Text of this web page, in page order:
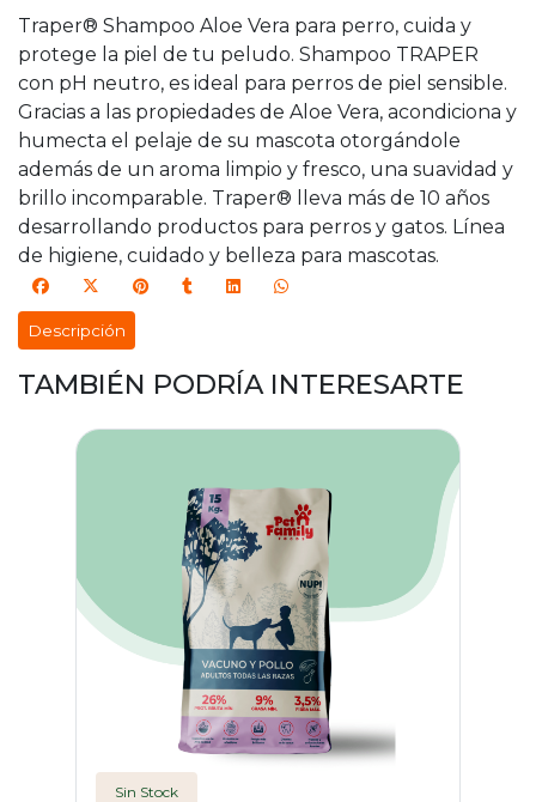
Traper® Shampoo Aloe Vera para perro, cuida y
protege la piel de tu peludo. Shampoo TRAPER
con pH neutro, es ideal para perros de piel sensible.
Gracias a las propiedades de Aloe Vera, acondiciona y
humecta el pelaje de su mascota otorgándole
además de un aroma limpio y fresco, una suavidad y
brillo incomparable. Traper® lleva más de 10 años
desarrollando productos para perros y gatos. Línea
de higiene, cuidado y belleza para mascotas.
Descripción
TAMBIÉN PODRÍA INTERESARTE
Sin Stock